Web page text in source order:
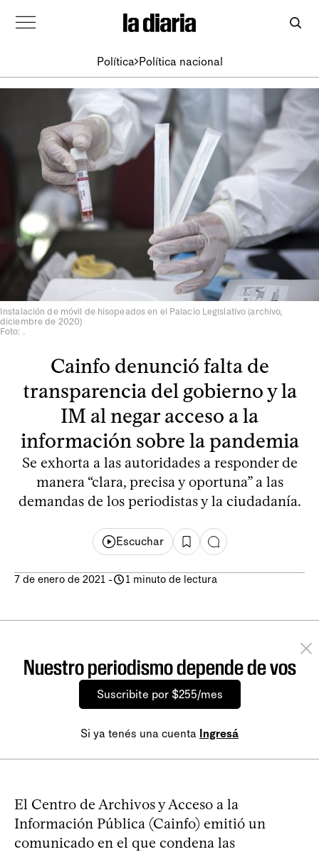
Política Política nacional
Instalación de móvil de hisopeados en el Palacio Legislativo (archivo,
diciembre de 2020)
Foto: .
Cainfo denunció falta de
transparencia del gobierno y la
IM al negar acceso a la
información sobre la pandemia
Se exhorta a las autoridades a responder de
manera “clara, precisa y oportuna” a las
demandas de los periodistas y la ciudadanía.
Escuchar
7 de enero de 2021 - 1 minuto de lectura
Nuestro periodismo depende de vos
Suscribite por $255/mes
Si ya tenés una cuenta Ingresá
El Centro de Archivos y Acceso a la
Información Pública (Cainfo) emitió un
comunicado en el que condena las